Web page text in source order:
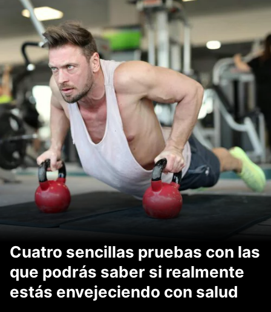
Cuatro sencillas pruebas con las
que podrás saber si realmente
estás envejeciendo con salud